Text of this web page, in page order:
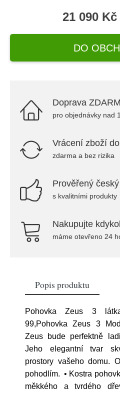
21 090 Kč
DO
Doprava
pro objednávky nad
Vrácení zboží
zdarma a bez rizika
Prověřený
s kvalitními produkty
Nakupujte
máme otevřeno 24
Popis produktu
Pohovka Zeus 3
99,Pohovka Zeus 3
Zeus bude perfektně
Jeho elegantní tvar
prostory vašeho domu.
pohodlím. • Kostra
měkkého a tvrdého